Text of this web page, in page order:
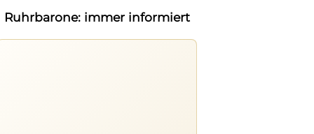
Ruhrbarone: immer informiert